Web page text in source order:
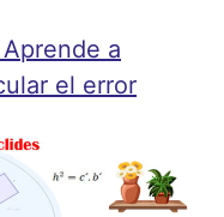
a
el error